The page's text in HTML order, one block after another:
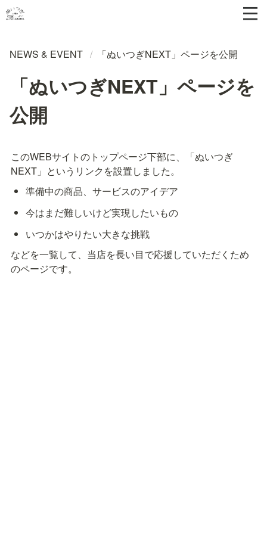
NEWS & EVENT / 「ぬいつぎNEXT」ページを公開
「ぬいつぎNEXT」ページを
公開
このWEBサイトのトップページ下部に、「ぬいつぎ
NEXT」というリンクを設置しました。
準備中の商品、サービスのアイデア
今はまだ難しいけど実現したいもの
いつかはやりたい大きな挑戦
などを一覧して、当店を長い目で応援していただくため